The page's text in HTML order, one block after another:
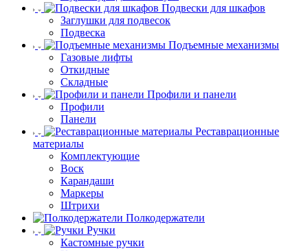
Подвески для шкафов
Заглушки для подвесок
Подвеска
Подъемные механизмы
Газовые лифты
Откидные
Складные
Профили и панели
Профили
Панели
Реставрационные
материалы
Комплектующие
Воск
Карандаши
Маркеры
Штрихи
Полкодержатели
Ручки
Кастомные ручки